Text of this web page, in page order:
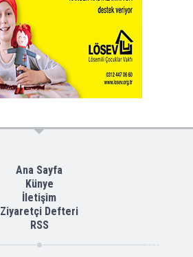
Ana Sayfa
Künye
İletişim
Ziyaretçi Defteri
RSS